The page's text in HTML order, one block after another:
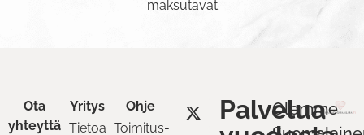
maksutavat
Ota
yhteyttä
Yritys
Tietoa
Ohje
Toimitus-
Palvelua
Olemme